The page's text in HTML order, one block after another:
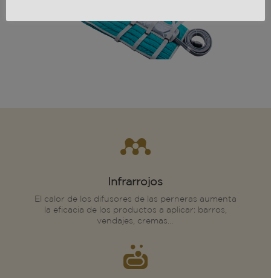

Infrarrojos
El calor de los difusores de las perneras aumenta
la eficacia de los productos a aplicar: barros,
vendajes, cremas…
